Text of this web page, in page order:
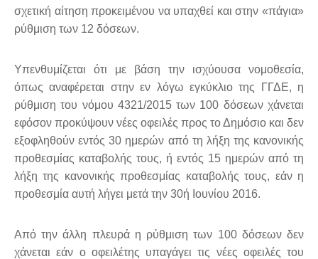
σχετική αίτηση προκειμένου να υπαχθεί και στην «πάγια»
ρύθμιση των 12 δόσεων.
Υπενθυμίζεται ότι με βάση την ισχύουσα νομοθεσία,
όπως αναφέρεται στην εν λόγω εγκύκλιο της ΓΓΔΕ, η
ρύθμιση του νόμου 4321/2015 των 100 δόσεων χάνεται
εφόσον προκύψουν νέες οφειλές προς το Δημόσιο και δεν
εξοφληθούν εντός 30 ημερών από τη λήξη της κανονικής
προθεσμίας καταβολής τους, ή εντός 15 ημερών από τη
λήξη της κανονικής προθεσμίας καταβολής τους, εάν η
προθεσμία αυτή λήγει μετά την 30ή Ιουνίου 2016.
Από την άλλη πλευρά η ρύθμιση των 100 δόσεων δεν
χάνεται εάν ο οφειλέτης υπαγάγει τις νέες οφειλές του